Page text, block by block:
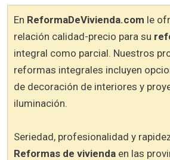
En ReformaDeVivienda.com le
relación calidad-precio para su
integral como parcial. Nuestros
reformas integrales incluyen
de decoración de interiores y
iluminación.
Seriedad, profesionalidad y
Reformas de vivienda en las